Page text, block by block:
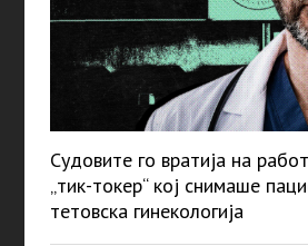
Судовите го вратија на
„тик-токер“ кој снимаше
тетовска гинекологија